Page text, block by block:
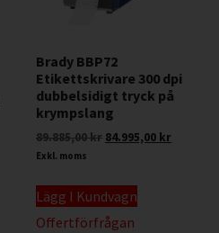
Brady BBP72
Etikettskrivare 300 dpi
dubbelsidigt tryck på
krympslang
89.885,00kr 84.995,00 kr
Exkl. moms
Lägg I Kundvagn
Offertförfrågan